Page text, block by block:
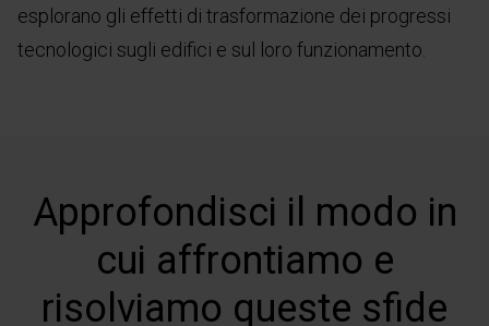
esplorano gli effetti di trasformazione dei progressi
tecnologici sugli edifici e sul loro funzionamento.
Approfondisci il modo in
cui affrontiamo e
risolviamo queste sfide